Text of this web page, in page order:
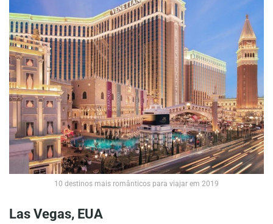
10 destinos mais românticos para viajar em 2019
Las Vegas, EUA